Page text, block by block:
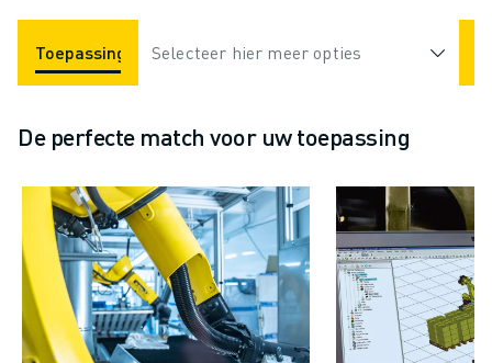
Toepassingen Industrieën
Selecteer hier meer opties
De perfecte match voor uw toepassing